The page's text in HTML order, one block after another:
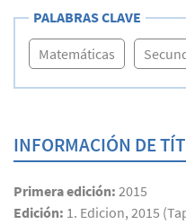
PALABRAS CLAVE
Matemáticas
INFORMACIÓN DE
Primera edición: 2015
Edición: 1. Edicion, 2015